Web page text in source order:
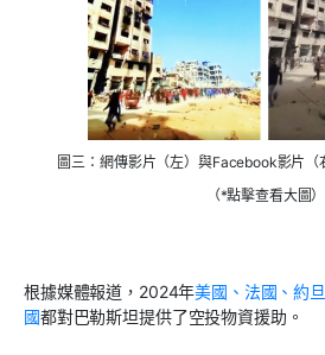
圖三：網傳影片（左）與Facebook影片（
（*點擊查看大圖）
根據媒體報道， 2024年美國、法國、約
國都對巴勒斯坦提供了空投物資援助。